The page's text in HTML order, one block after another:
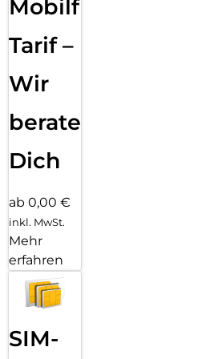
Hülle mit PanzerGlass
P.S. Und wie alle unsere Produkte
Mobilfunk
Tarif –
Wir
beraten
Dich
ab 0,00 €
inkl. MwSt.
Mehr
erfahren
SIM-